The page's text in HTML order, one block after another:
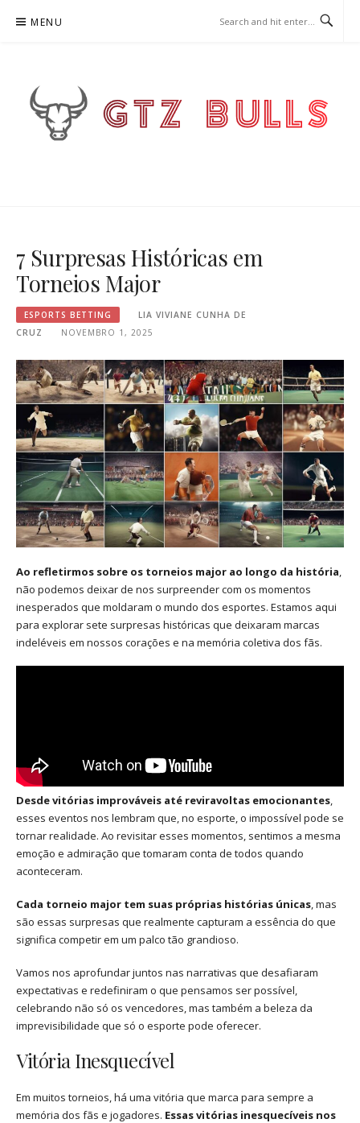
MENU
7 Surpresas Históricas em
Torneios Major
ESPORTS BETTING
LIA VIVIANE CUNHA DE
CRUZ
NOVEMBRO 1, 2025
Ao refletirmos sobre os torneios major ao longo da história,
não podemos deixar de nos surpreender com os momentos
inesperados que moldaram o mundo dos esportes. Estamos aqui
para explorar sete surpresas históricas que deixaram marcas
indeléveis em nossos corações e na memória coletiva dos fãs.
Desde vitórias improváveis até reviravoltas emocionantes,
esses eventos nos lembram que, no esporte, o impossível pode se
tornar realidade. Ao revisitar esses momentos, sentimos a mesma
emoção e admiração que tomaram conta de todos quando
aconteceram.
Cada torneio major tem suas próprias histórias únicas, mas
são essas surpresas que realmente capturam a essência do que
significa competir em um palco tão grandioso.
Vamos nos aprofundar juntos nas narrativas que desafiaram
expectativas e redefiniram o que pensamos ser possível,
celebrando não só os vencedores, mas também a beleza da
imprevisibilidade que só o esporte pode oferecer.
Vitória Inesquecível
Em muitos torneios, há uma vitória que marca para sempre a
memória dos fãs e jogadores. Essas vitórias inesquecíveis nos